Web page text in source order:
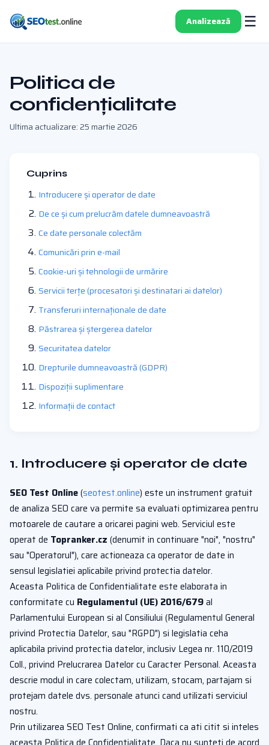
Analizează ☰
Politica de
confidențialitate
Ultima actualizare: 25 martie 2026
Cuprins
Introducere și operator de date
De ce și cum prelucrăm datele dumneavoastră
Ce date personale colectăm
Comunicări prin e-mail
Cookie-uri și tehnologii de urmărire
Servicii terțe (procesatori și destinatari ai datelor)
Transferuri internaționale de date
Păstrarea și ștergerea datelor
Securitatea datelor
Drepturile dumneavoastră (GDPR)
Dispoziții suplimentare
Informații de contact
1. Introducere și operator de date
SEO Test Online(seotest.online) este un instrument gratuit
de analiza SEO care va permite sa evaluati optimizarea pentru
motoarele de cautare a oricarei pagini web. Serviciul este
operat de Topranker.cz (denumit in continuare "noi", "nostru"
sau "Operatorul"), care actioneaza ca operator de date in
sensul legislatiei aplicabile privind protectia datelor.
Aceasta Politica de Confidentialitate este elaborata in
conformitate cu Regulamentul (UE) 2016/679al
Parlamentului European si al Consiliului (Regulamentul General
privind Protectia Datelor, sau "RGPD") si legislatia ceha
aplicabila privind protectia datelor, inclusiv Legea nr. 110/2019
Coll., privind Prelucrarea Datelor cu Caracter Personal. Aceasta
descrie modul in care colectam, utilizam, stocam, partajam si
protejam datele dvs. personale atunci cand utilizati serviciul
nostru.
Prin utilizarea SEO Test Online, confirmati ca ati citit si inteles